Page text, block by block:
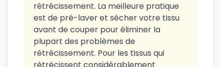
rétrécissement. La meilleure pratique
est de pré-laver et sécher votre tissu
avant de couper pour éliminer la
plupart des problèmes de
rétrécissement. Pour les tissus qui